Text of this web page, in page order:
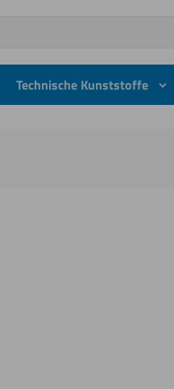
Technische Kunststoffe